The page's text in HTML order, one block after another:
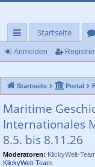
ch
llz
ug
rif
f
Startseite
or
Anmelden
Startseite Portal
Maritime
Internationales
8.5. bis 8.11.26
Moderatoren: KlickyWelt-
KlickyWelt-Team